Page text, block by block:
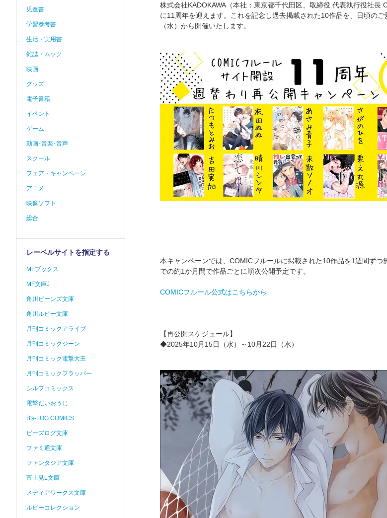
株式会社KADOKAWA（本社：東京都千代田区、取締役 代表執行役社
に11周年を迎えます。これを記念し過去掲載された10作品を、日頃の
（水）から開催いたします。
本キャンペーンでは、COMICフルールに掲載された10作品を1週間ず
での約1か月間で作品ごとに順次公開予定です。
COMICフルール公式はこちらから
【再公開スケジュール】
◆2025年10月15日（水）～10月22日（水）
児童書
学習参考書
生活・実用書
雑誌・ムック
映画
グッズ
電子書籍
イベント
ゲーム
動画･音楽･音声
スクール
フェア・キャンペーン
アニメ
映像ソフト
総合
レーベルサイトを指定する
MFブックス
MF文庫J
角川ビーンズ文庫
角川ルビー文庫
月刊コミックアライブ
月刊コミックジーン
月刊コミック電撃大王
月刊コミックフラッパー
シルフコミックス
電撃だいおうじ
B's-LOG COMICS
ビーズログ文庫
ファミ通文庫
ファンタジア文庫
富士見L文庫
メディアワークス文庫
ルビーコレクション